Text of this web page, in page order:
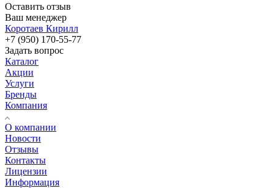
Оставить отзыв
Ваш менеджер
Коротаев Кирилл
+7 (950) 170-55-77
Задать вопрос
Каталог
Акции
Услуги
Бренды
Компания
О компании
Новости
Отзывы
Контакты
Лицензии
Информация